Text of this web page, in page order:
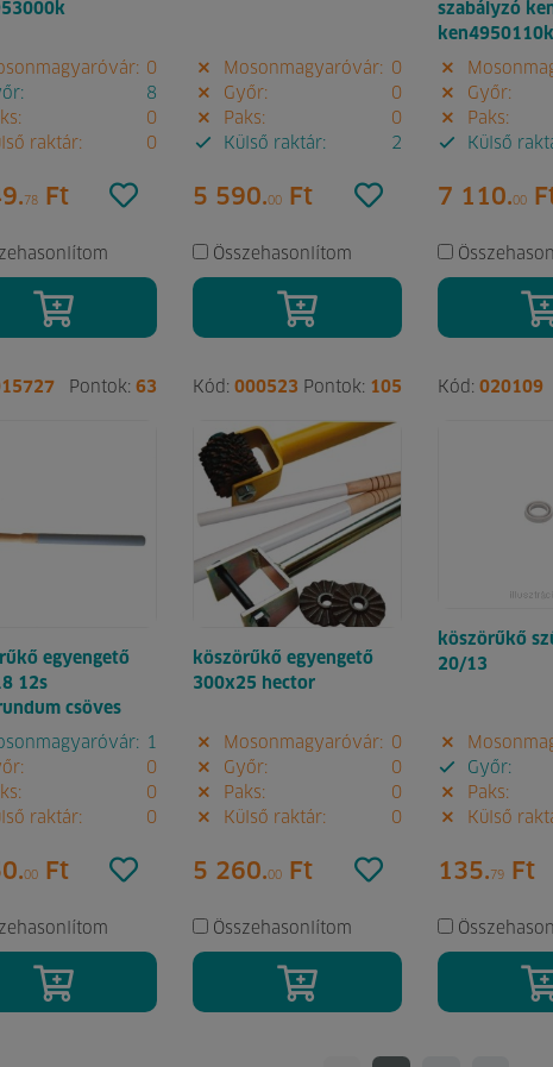
0
8
0
raktár:
0
78 Ft
Mosonmagyaróvár: 0
Győr:
0
Paks:
0
Külső raktár:
2
5 590.00 Ft
Összehasonlítom
szabályzó
ken4950110k
Győr:
Paks:
Külső
7 110.00
Pontok:63
egyengető
12s
csöves
1
0
0
raktár:
0
00 Ft
Kód:000523 Pontok: 105
köszörűkő egyengető
300x25 hector
Mosonmagyaróvár: 0
Győr:
0
Paks:
0
Külső raktár:
0
5 260.00 Ft
Összehasonlítom
Kód: 020109
köszörűkő
20/13
Győr:
Paks:
Külső
135. 79Ft